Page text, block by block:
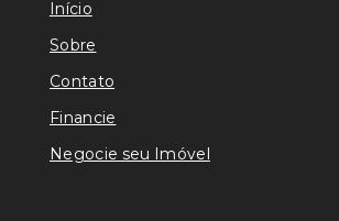
Início
Sobre
Contato
Financie
Negocie seu Imóvel